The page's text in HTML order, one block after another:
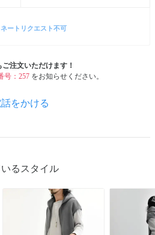
ートリクエスト不可
注文いただけます！
号：257 をお知らせください。
をかける
るスタイル